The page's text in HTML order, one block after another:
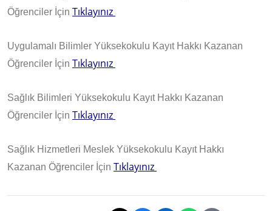
Öğrenciler İçin Tıklayınız
Uygulamalı Bilimler Yüksekokulu Kayıt Hakkı Kazanan
Öğrenciler İçin Tıklayınız
Sağlık Bilimleri Yüksekokulu Kayıt Hakkı Kazanan
Öğrenciler İçin Tıklayınız
Sağlık Hizmetleri Meslek Yüksekokulu Kayıt Hakkı
Kazanan Öğrenciler İçin Tıklayınız